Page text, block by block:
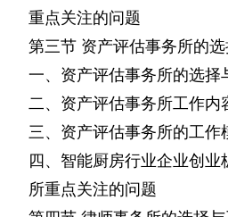
重点关注的问题
第三节 资产评估事务所的
一、资产评估事务所的选择
二、资产评估事务所工作内
三、资产评估事务所的工作
四、智能厨房行业企业创业
所重点关注的问题